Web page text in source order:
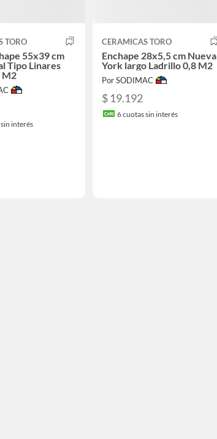
TORO
55x39 cm
Tipo Linares
M2
interés
CERAMICAS TORO
Enchape 28x5,5 cm Nueva
York largo Ladrillo 0,8 M2
Por SODIMAC
$ 19.192
6cuotas sin interés